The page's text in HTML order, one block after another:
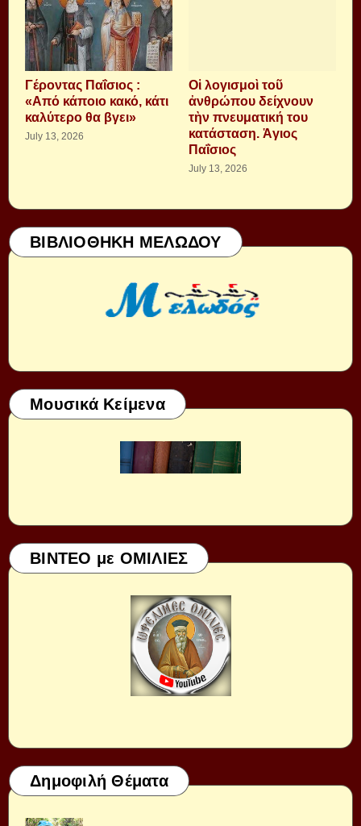
Γέροντας Παΐσιος :
«Από κάποιο κακό, κάτι
καλύτερο θα βγει»
July 13, 2026
Οἱ λογισμοὶ τοῦ
ἀνθρώπου δείχνουν
τὴν πνευματική του
κατάσταση. Ἁγιος
Παΐσιος
July 13, 2026
ΒΙΒΛΙΟΘΗΚΗ ΜΕΛΩΔΟΥ
Μουσικά Κείμενα
ΒΙΝΤΕΟ με ΟΜΙΛΙΕΣ
Δημοφιλή Θέματα